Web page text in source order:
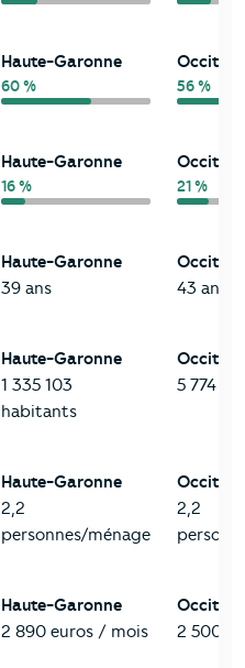
Haute-Garonne
60 % 56 %
Haute-Garonne
16 % 21 %
Haute-Garonne
39 ans
43 ans
Haute-Garonne
1 335 103
habitants
5 774
Haute-Garonne
2,2
personnes/ménage
2,2
Haute-Garonne
2 890 euros / mois
2 500